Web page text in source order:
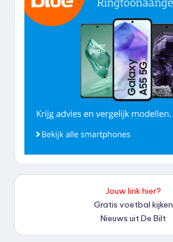
Jouw link hier?
Gratis voetbal kijken
Nieuws uit De Bilt